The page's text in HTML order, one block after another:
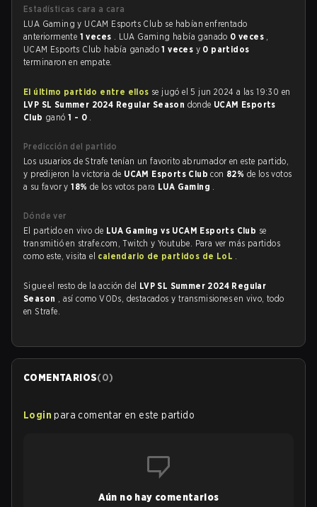
Estadísticas cara a cara
LUA Gaming y UCAM Esports Club se habían enfrentado
anteriormente 1 veces . LUA Gaming había ganado 0 veces ,
UCAM Esports Club había ganado1 veces y 0 partidos
terminaron en empate.
El último partido entre ellos se jugó el 5 jun 2024 a las 19:30 en
LVP SL Summer 2024 Regular Season donde UCAM Esports
Club ganó 1 - 0 .
Predicción del partido
Los usuarios de Strafe tenían un favorito abrumador en este partido,
y predijeron la victoria de UCAM Esports Clubcon 82% de los votos
a su favor y18% de los votos para LUA Gaming .
Dónde ver
El partido en vivo de LUA Gaming vs UCAM Esports Club se
transmitió en strafe.com, Twitch y Youtube. Para ver más partidos
como este, visita el calendario de partidos de LoL .
Sigue el resto de la acción del LVP SL Summer 2024 Regular
Season , así como VODs, destacados y transmisiones en vivo, todo
en Strafe.
COMENTARIOS(0)
Login para comentar en este partido
Aún no hay comentarios